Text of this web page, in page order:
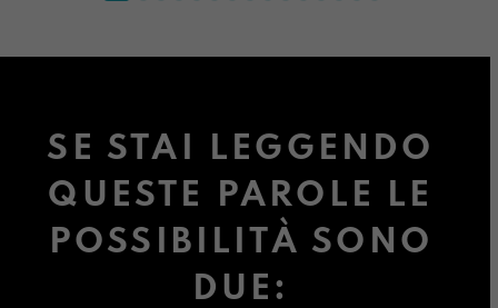
SE STAI LEGGENDO
QUESTE PAROLE LE
POSSIBILITÀ SONO
DUE: